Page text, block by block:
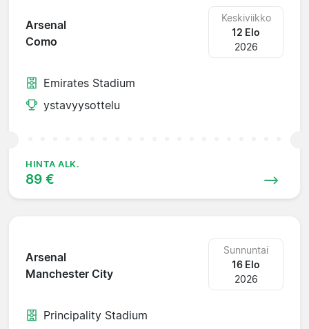
Arsenal
Como
Keskiviikko
12 Elo
2026
Emirates Stadium
ystavyysottelu
HINTA ALK.
89 €
Arsenal
Manchester City
Sunnuntai
16 Elo
2026
Principality Stadium